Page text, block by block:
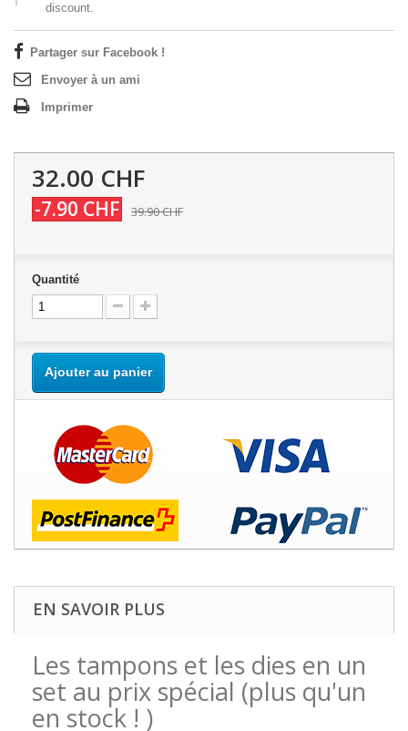
discount.
Partager sur Facebook !
Envoyer à un ami
Imprimer
32.00 CHF
-7.90 CHF 39.90 CHF
Quantité
Ajouter au panier
EN SAVOIR PLUS
Les tampons et les dies en un
set au prix spécial (plus qu'un
en stock ! )